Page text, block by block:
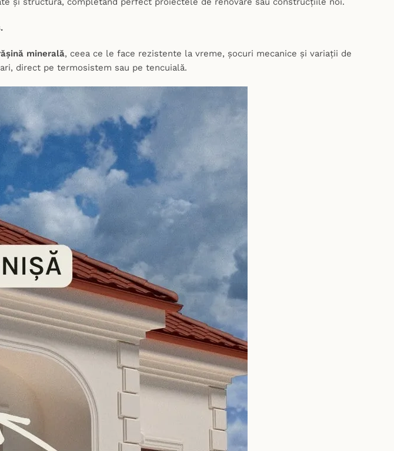
minerală, ceea ce le face rezistente la vreme, șocuri mecanice și variații de
direct pe termosistem sau pe tencuială.